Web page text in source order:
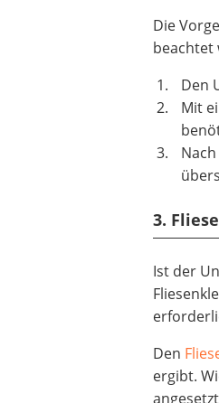
Die
beachtet
Den
Mit
3.
Ist der
Den
ergibt.